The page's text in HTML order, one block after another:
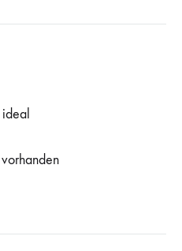
ideal
vorhanden